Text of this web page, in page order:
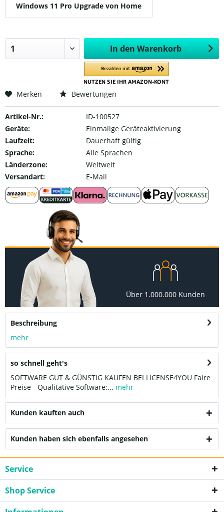
Windows 11 Pro Upgrade von Home
In den Warenkorb
Merken Bewertungen
Artikel-Nr.:
ID-100527
Geräte:
Einmalige Geräteaktivierung
Laufzeit:
Dauerhaft gültig
Sprache:
Alle Sprachen
Länderzone:
Weltweit
Versandart:
E-Mail
Über 1.000.000 Kunden
Beschreibung
mehr
so schnell geht's
SOFTWARE GUT & GÜNSTIG KAUFEN BEI LICENSE4YOU Faire
Preise - Qualitative Software:... mehr
Kunden kauften auch
Kunden haben sich ebenfalls angesehen
Service
Shop Service